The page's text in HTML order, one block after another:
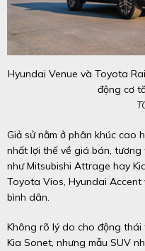
Hyundai Venue và Toyota
động cơ
Giả sử nằm ở phân khúc cao
nhất lợi thế về giá bán,
như Mitsubishi Attrage hay
Toyota Vios, Hyundai
bình dân.
Không rõ lý do cho động
Kia Sonet, nhưng mẫu SUV